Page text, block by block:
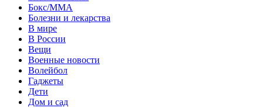
Бокс/MMA
Болезни и лекарства
В мире
В России
Вещи
Военные новости
Волейбол
Гаджеты
Дети
Дом и сад